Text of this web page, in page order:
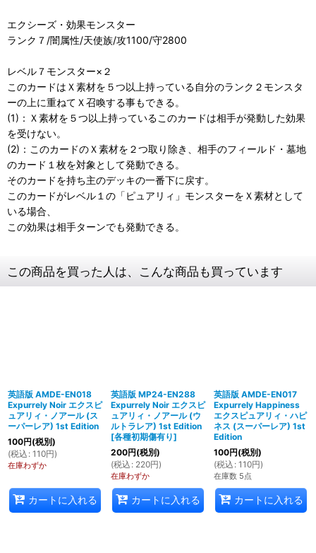
エクシーズ・効果モンスター
ランク７/闇属性/天使族/攻1100/守2800
レベル７モンスター×２
このカードはＸ素材を５つ以上持っている自分のランク２モンスタ
ーの上に重ねてＸ召喚する事もできる。
(1)：Ｘ素材を５つ以上持っているこのカードは相手が発動した効果
を受けない。
(2)：このカードのＸ素材を２つ取り除き、相手のフィールド・墓地
のカード１枚を対象として発動できる。
そのカードを持ち主のデッキの一番下に戻す。
このカードがレベル１の「ピュアリィ」モンスターをＸ素材として
いる場合、
この効果は相手ターンでも発動できる。
この商品を買った人は、こんな商品も買っています
英語版 AMDE-EN018
Expurrely Noir エクスピ
ュアリィ・ノアール (ス
ーパーレア) 1st Edition
100円(税別)
(税込 : 110円)
在庫わずか
カートに入れる
英語版 MP24-EN288
Expurrely Noir エクスピ
ュアリィ・ノアール (ウ
ルトラレア) 1st Edition
[各種初期傷有り]
200円(税別)
(税込 : 220円)
在庫わずか
カートに入れる
英語版 AMDE-EN017
Expurrely Happiness
エクスピュアリィ・ハピ
ネス (スーパーレア) 1st
Edition
100円(税別)
(税込 : 110円)
在庫数 5点
カートに入れる